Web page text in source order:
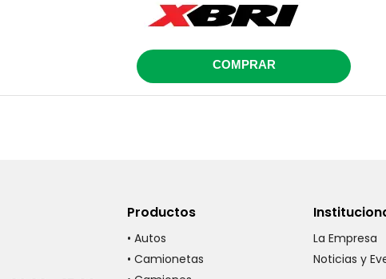
COMPRAR
Productos
• Autos
• Camionetas
La Empresa
Noticias y